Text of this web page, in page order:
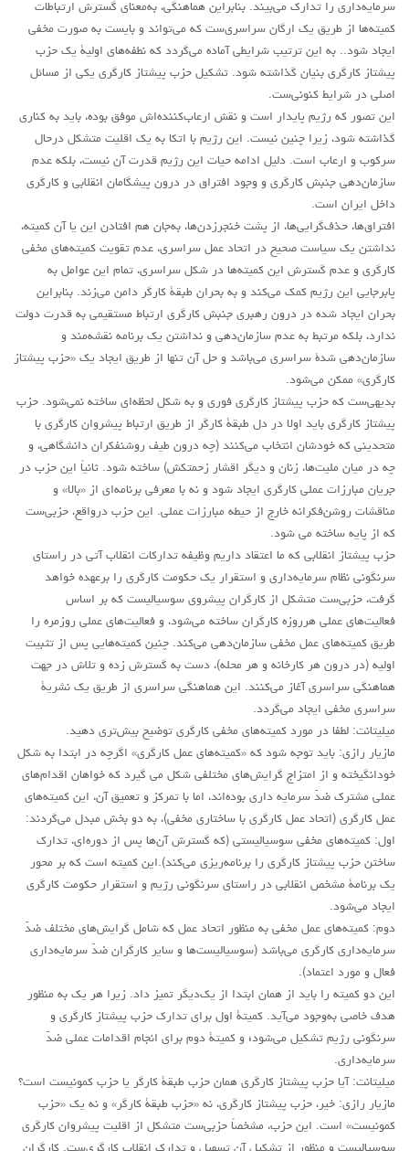
سرمایه‌داری را تدارک می‌بیند. بنابراین هماهنگی، به‌معنای گسترش ارتباطات
کمیته‌ها از طریق یک ارگان سراسری‌ست که می‌تواند و بایست به صورت مخفی
ایجاد شود.. به این ترتیب شرایطی آماده می‌گردد که نطفه‌های اولیۀ یک حزب
پیشتاز کارگری بنیان گذاشته شود. تشکیل حزب پیشتاز کارگری یکی از مسائل
اصلی در شرایط کنونی‌ست.
این تصور که رژیم پایدار است و نقش ارعاب‌کننده‌اش موفق بوده، باید به کناری
گذاشته شود، زیرا چنین نیست. این رژیم با اتکا به یک اقلیت متشکل درحال
سرکوب و ارعاب است. دلیل ادامه حیات این رژیم قدرت آن نیست، بلکه عدم
سازمان‌دهی جنبش کارگری و وجود افتراق در درون پیشگامان انقلابی و کارگری
داخل ایران است.
افتراق‌ها، حذف‌گرایی‌ها، از پشت خنجر‌زدن‌ها، به‌جان هم افتادن این یا آن کمیته،
نداشتن یک سیاست صحیح در اتحاد عمل سراسری، عدم تقویت کمیته‌های مخفی
کارگری و عدم گسترش این کمیته‌ها در شکل سراسری، تمام این عوامل به
پابرجایی این رژیم کمک می‌کند و به بحران طبقۀ کارگر دامن می‌زند. بنابراین
بحران ایجاد شده در درون رهبری جنبش کارگری ارتباط مستقیمی به قدرت دولت
ندارد، بلکه مرتبط به عدم سازمان‌دهی و نداشتن یک برنامه نقشه‌مند و
سازمان‌دهی شدۀ سراسری می‌باشد و حل آن تنها از طریق ایجاد یک «حزب پیشتاز
کارگری» ممکن می‌شود.
بدیهی‌ست که حزب پیشتاز کارگری فوری و به شکل لحظه‌ای ساخته نمی‌شود. حزب
پیشتاز کارگری باید اولا در دل طبقۀ کارگر از طریق ارتباط پیشروان کارگری با
متحدینی که خودشان انتخاب می‌کنند (چه درون طیف روشنفکران دانشگاهی، و
چه در میان ملیت‌ها، زنان و دیگر اقشار زحمتکش) ساخته شود. ثانیاً این حزب در
جریان مبارزات عملی کارگری ایجاد شود و نه با معرفی برنامه‌ای از «بالا» و
مناقشات روشن‌فکرانه خارج از حیطه مبارزات عملی. این حزب درواقع، حزبی‌ست
که از پایه ساخته می شود.
حزب پیشتاز انقلابی که ما اعتقاد داریم وظیفه تدارکات انقلاب آتی در راستای
سرنگونی نظام سرمایه‌داری و استقرار یک حکومت کارگری را برعهده خواهد
گرفت، حزبی‌ست متشکل از کارگران پیشروی سوسیالیست که بر اساس
فعالیت‌های عملی هرروزه کارگران ساخته می‌شود، و فعالیت‌های عملی روزمره را
طریق کمیته‌های عمل مخفی سازمان‌دهی می‌کند. چنین کمیته‌هایی پس از تثبیت
اولیه (در درون هر کارخانه و هر محله)، دست به گسترش زده و تلاش در جهت
هماهنگی سراسری آغاز می‌کنند. این هماهنگی سراسری از طریق یک نشریۀ
سراسری مخفی ایجاد می‌گردد.
میلیتانت: لطفا در مورد کمیته‌های مخفی کارگری توضیح بیش‌تری دهید.
مازیار رازی: باید توجه شود که «کمیته‌های عمل کارگری» اگرچه در ابتدا به شکل
خود‌انگیخته و از امتزاج گرایش‌های مختلفی شکل می گیرد که خواهان اقدام‌های
عملی مشترک ضدّ سرمایه داری بوده‌اند، اما با تمرکز و تعمیق آن، این کمیته‌های
عمل کارگری (اتحاد عمل کارگری با ساختاری مخفی)، به دو بخش مبدل می‌گردند:
اول: کمیته‌های مخفی سوسیالیستی (که گسترش آن‌ها پس‌ از دوره‌ای، تدارک
ساختن حزب پیشتاز کارگری را برنامه‌ریزی می‌کند).این کمیته است که بر محور
یک برنامۀ مشخص انقلابی در راستای سرنگونی رژیم و استقرار حکومت کارگری
ایجاد می‌شود.
دوم: کمیته‌های عمل مخفی به منظور اتحاد عمل که شامل گرایش‌های مختلف ضدّ
سرمایه‌داری کارگری می‌باشد (سوسیالیست‌ها و سایر کارگران ضدّ سرمایه‌داری
فعال و مورد اعتماد).
این دو کمیته را باید از همان ابتدا از یک‌دیگر تمیز داد. زیرا هر یک به منظور
هدف خاصی به‌وجود می‌آید. کمیتۀ اول برای تدارک حزب پیشتاز کارگری و
سرنگونی رژیم تشکیل می‌شود؛ و کمیتۀ دوم برای انجام اقدامات عملی ضدّ
سرمایه‌داری.
میلیتانت: آیا حزب پیشتاز کارگری همان حزب طبقۀ کارگر یا حزب کمونیست است؟
مازیار رازی: خیر، حزب پیشتاز کارگری، نه «حزب طبقۀ کارگر» و نه یک «حزب
کمونیست» است. این حزب، مشخصاً حزبی‌ست متشکل از اقلیت پیشروان کارگری